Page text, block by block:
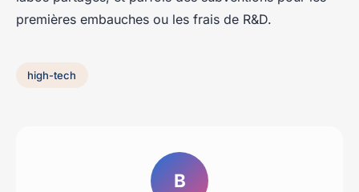
premières embauches ou les frais de R&D.
high-tech
B